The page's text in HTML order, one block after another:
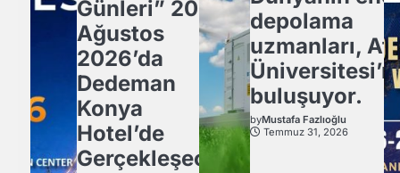
Günleri” 20
Ağustos
2026’da
Dedeman
Konya
Hotel’de
Gerçekleşecek
depolama
uzmanları,
buluşuyor.
byMustafa Fazlıoğlu
Temmuz 31, 2026